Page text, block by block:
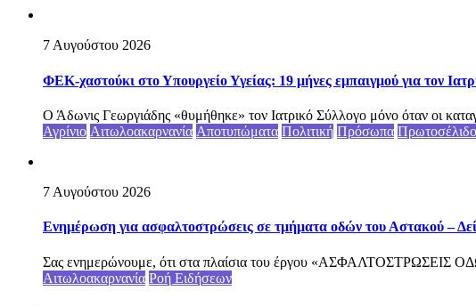
7 Αυγούστου 2026
ΦΕΚ-χαστούκι στο Υπουργείο Υγείας: 19 μήνες εμπαιγμού για τον
Ο Άδωνις Γεωργιάδης «θυμήθηκε» τον Ιατρικό Σύλλογο μόνο όταν οι
Αγρίνιο Αιτωλοακαρνανία Αποτυπώματα Πολιτική Πρόσωπα Πρωτοσέλιδο
7 Αυγούστου 2026
Ενημέρωση για ασφαλτοστρώσεις σε τμήματα οδών του Αστακού –
Σας ενημερώνουμε, ότι στα πλαίσια του έργου
Αιτωλοακαρνανία Ροή Ειδήσεων